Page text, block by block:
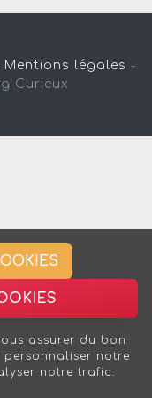
Mentions légales -
Curieux
assurer du bon
notre
notre trafic.